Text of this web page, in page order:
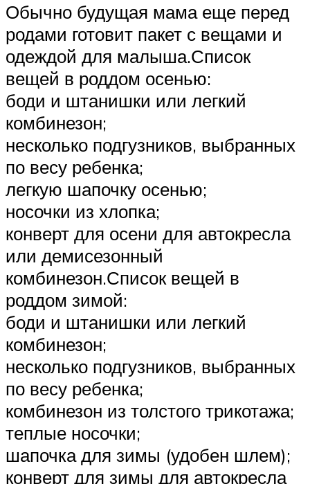
Обычно будущая мама еще перед
родами готовит пакет с вещами и
одеждой для малыша.Список
вещей в роддом осенью:
боди и штанишки или легкий
комбинезон;
несколько подгузников, выбранных
по весу ребенка;
легкую шапочку осенью;
носочки из хлопка;
конверт для осени для автокресла
или демисезонный
комбинезон.Список вещей в
роддом зимой:
боди и штанишки или легкий
комбинезон;
несколько подгузников, выбранных
по весу ребенка;
комбинезон из толстого трикотажа;
теплые носочки;
шапочка для зимы (удобен шлем);
конверт для зимы для автокресла